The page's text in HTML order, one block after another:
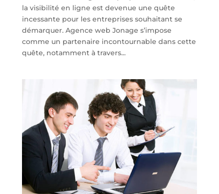
la visibilité en ligne est devenue une quête
incessante pour les entreprises souhaitant se
démarquer. Agence web Jonage s’impose
comme un partenaire incontournable dans cette
quête, notamment à travers...